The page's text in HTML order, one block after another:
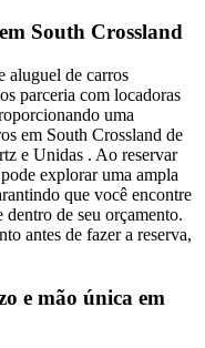
South Crossland
aluguel de carros
parceria com locadoras
uma
em South Crossland de
e Unidas . Ao reservar
explorar uma ampla
que você encontre
dentro de seu orçamento.
antes de fazer a reserva,
e mão única em